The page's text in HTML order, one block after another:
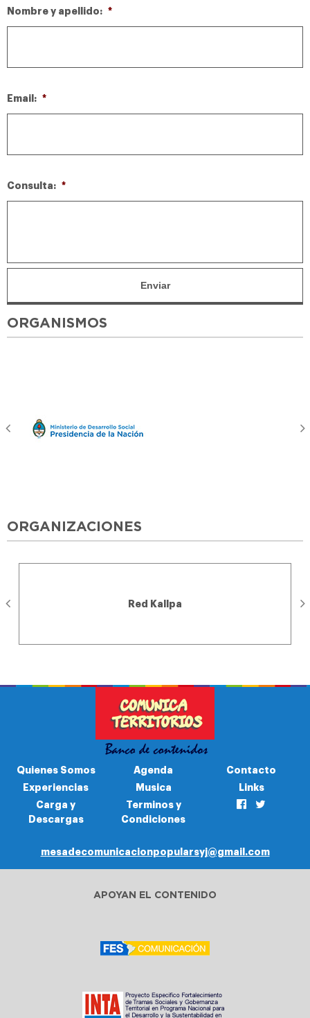
Nombre y apellido: *
Email: *
Consulta: *
ORGANISMOS
ORGANIZACIONES
Red Kallpa
Quienes Somos
Experiencias
Carga y
Descargas
Agenda
Musica
Terminos y
Condiciones
Contacto
Links
mesadecomunicacionpopularsyj@gmail.com
APOYAN EL CONTENIDO